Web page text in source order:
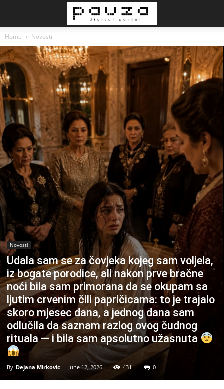
Home Novosti
Novosti
Udala sam se za čovjeka kojeg sam voljela,
iz bogate porodice, ali nakon prve bračne
noći bila sam primorana da se okupam sa
ljutim crvenim čili papričicama: to je trajalo
skoro mjesec dana, a jednog dana sam
odlučila da saznam razlog ovog čudnog
rituala — i bila sam apsolutno užasnuta
By Dejana Mirkovic - June 12, 2026 431 0